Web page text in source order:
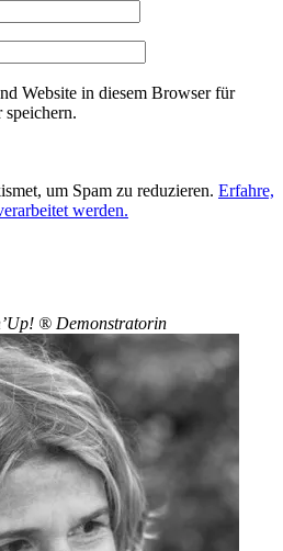
Website in diesem Browser für
speichern.
um Spam zu reduzieren. Erfahre,
werden.
® Demonstratorin